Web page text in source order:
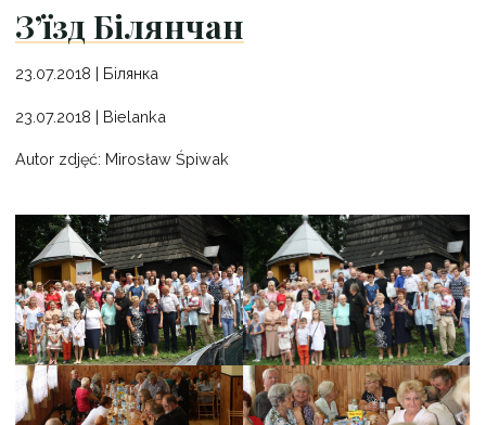
З’їзд Бiлянчан
23.07.2018 | Бiлянка
23.07.2018 | Bielanka
Autor zdjęć: Mirosław Śpiwak